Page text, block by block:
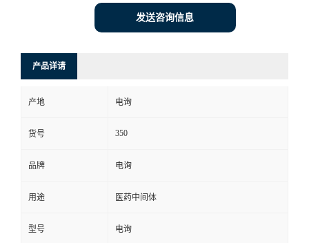
发送咨询信息
产品详请
产地 电询
货号 350
品牌 电询
用途 医药中间体
型号 电询